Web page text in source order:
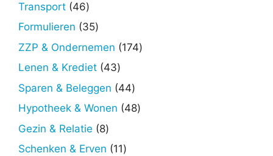
Transport 4646
producten
Formulieren 3535
producten
ZZP & Ondernemen 174174
Lenen & Krediet 4343
producten
Sparen & Beleggen 4444
producten
Hypotheek & Wonen 4848
Gezin & Relatie 88
producten
Schenken & Erven 1111